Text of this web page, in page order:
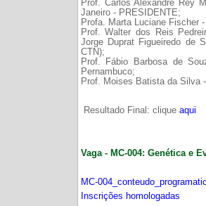
Prof. Carlos Alexandre Rey
Janeiro - PRESIDENTE;
Profa. Marta Luciane Fischer
Prof. Walter dos Reis
Jorge Duprat Figueiredo de
CTN);
Prof. Fábio Barbosa de
Pernambuco;
Prof. Moises Batista da Silva
Resultado Final: clique aqui
Vaga - MC-004: Genética e
MC-
Inscrições homologadas